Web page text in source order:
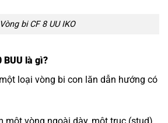
Vòng bi CF 8 UU IKO
BUU là gì?
loại vòng bi con lăn dẫn hướng có
một vòng ngoài dày, một trục (stud)